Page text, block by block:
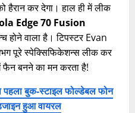
हैरान कर देगा। हाल ही में लीक
Edge 70 Fusion
होने वाला है। टिपस्टर Evan
पूरे स्पेक्सिफिकेशन्स लीक कर
बनने का मन करता है!
बुक-स्टाइल फोल्डेबल फोन
हुआ वायरल